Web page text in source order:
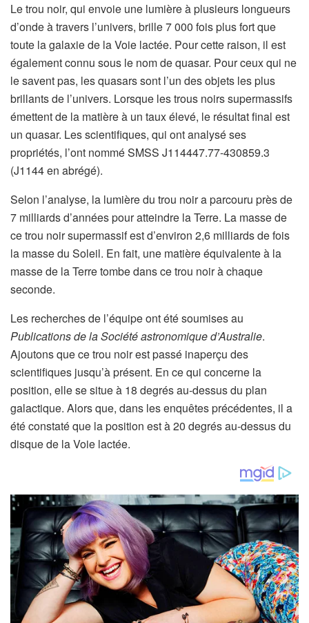
Le trou noir, qui envoie une lumière à plusieurs longueurs
d’onde à travers l’univers, brille 7 000 fois plus fort que
toute la galaxie de la Voie lactée. Pour cette raison, il est
également connu sous le nom de quasar. Pour ceux qui ne
le savent pas, les quasars sont l’un des objets les plus
brillants de l’univers. Lorsque les trous noirs supermassifs
émettent de la matière à un taux élevé, le résultat final est
un quasar. Les scientifiques, qui ont analysé ses
propriétés, l’ont nommé SMSS J114447.77-430859.3
(J1144 en abrégé).
Selon l’analyse, la lumière du trou noir a parcouru près de
7 milliards d’années pour atteindre la Terre. La masse de
ce trou noir supermassif est d’environ 2,6 milliards de fois
la masse du Soleil. En fait, une matière équivalente à la
masse de la Terre tombe dans ce trou noir à chaque
seconde.
Les recherches de l’équipe ont été soumises au
Publications de la Société astronomique d’Australie.
Ajoutons que ce trou noir est passé inaperçu des
scientifiques jusqu’à présent. En ce qui concerne la
position, elle se situe à 18 degrés au-dessus du plan
galactique. Alors que, dans les enquêtes précédentes, il a
été constaté que la position est à 20 degrés au-dessus du
disque de la Voie lactée.